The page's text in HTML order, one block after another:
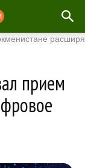
расширяет
прием